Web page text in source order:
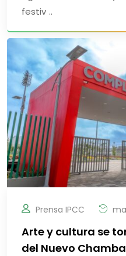
festiv ..
Prensa IPCC
Arte y cultura se
del Nuevo